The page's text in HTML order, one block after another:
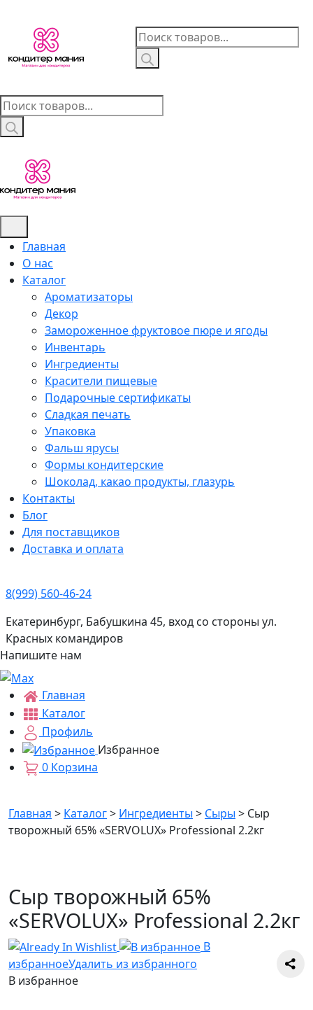
content
Поиск
товаров
Поиск
товаров
Главная
О нас
Каталог
Ароматизаторы
Декор
Замороженное фруктовое пюре и ягоды
Инвентарь
Ингредиенты
Красители пищевые
Подарочные сертификаты
Сладкая печать
Упаковка
Фальш ярусы
Формы кондитерские
Шоколад, какао продукты, глазурь
Контакты
Блог
Для поставщиков
Доставка и оплата
8(999) 560-46-24
Екатеринбург, Бабушкина 45, вход со стороны ул.
Красных командиров
Напишите нам
Главная
Каталог
Профиль
Избранное
0 Корзина
Главная > Каталог> Ингредиенты > Сыры > Сыр
творожный 65% «SERVOLUX» Professional 2.2кг
Сыр творожный 65%
«SERVOLUX» Professional 2.2кг
В
избранноеУдалить из избранного
В избранное